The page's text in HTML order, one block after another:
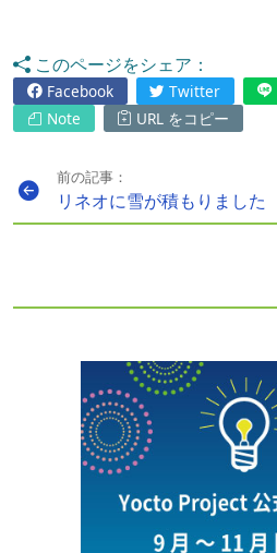
このページをシェア：
Facebook Twitter
Note
URL をコピー
前の記事：
リネオに雪が積もりました